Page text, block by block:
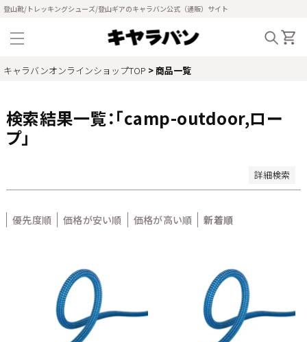
登山靴/トレッキングシューズ/登山ギアのキャラバン公式（通販）サイト
キャラバンオンラインショップTOP 商品一覧
検索結果一覧：「camp-outdoor,ロー
プ」
詳細検索
並び順
価格が高い順
キーワードヒット順
優先度順 価格が安い順 価格が高い順 新着順